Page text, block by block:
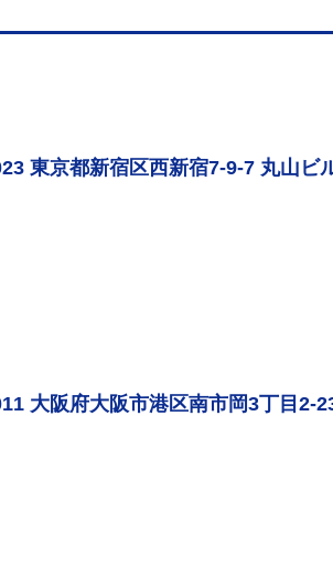
東京都新宿区西新宿7-9-7 丸山ビ
大阪府大阪市港区南市岡3丁目2-